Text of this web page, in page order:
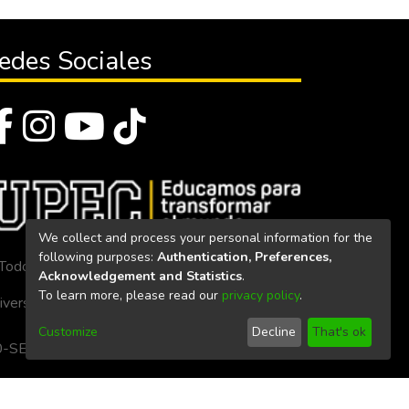
Sociales
los derechos reservados 2023
Politécnica Estatal del Carchi
SE-33-CACES-2020
We collect and process your personal information for the
following purposes: Authentication, Preferences,
Acknowledgement and Statistics.
To learn more, please read our privacy policy.
Customize Decline That's ok